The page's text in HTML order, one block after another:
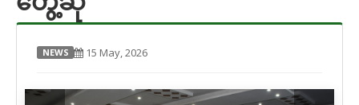
NEWS 15 May, 2026